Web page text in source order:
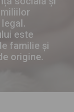
este
familie și
origine.